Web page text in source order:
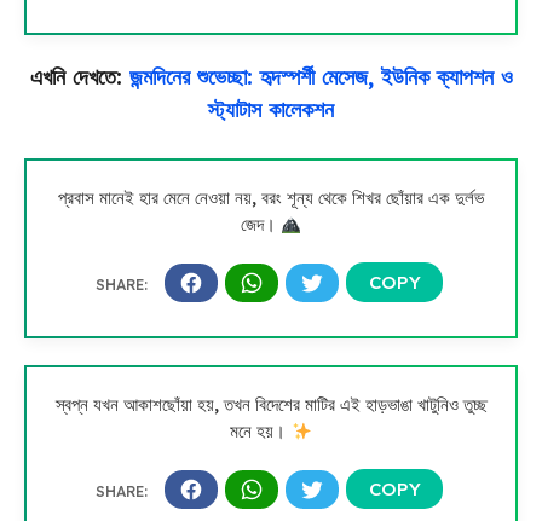
এখনি দেখতে: জন্মদিনের শুভেচ্ছা: হৃদস্পর্শী মেসেজ, ইউনিক ক্যাপশন ও
স্ট্যাটাস কালেকশন
প্রবাস মানেই হার মেনে নেওয়া নয়, বরং শূন্য থেকে শিখর ছোঁয়ার এক দুর্লভ
জেদ।
স্বপ্ন যখন আকাশছোঁয়া হয়, তখন বিদেশের মাটির এই হাড়ভাঙা খাটুনিও তুচ্ছ
মনে হয়।